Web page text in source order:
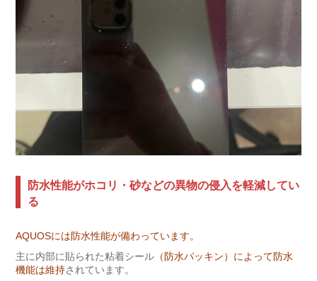
防水性能がホコリ・砂などの異物の侵入を軽減してい
る
AQUOSには防水性能が備わっています。
主に内部に貼られた粘着シール（防水パッキン）によって防水
機能は維持されています。